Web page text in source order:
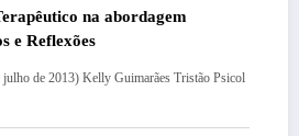
na abordagem
e Reflexões
julho de 2013) Kelly Guimarães Tristão Psicol